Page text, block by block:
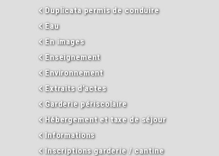
Duplicata permis de conduire
Eau
En images
Enseignement
Environnement
Extraits d’actes
Garderie périscolaire
Hébergement et taxe de séjour
Informations
Inscriptions garderie / cantine